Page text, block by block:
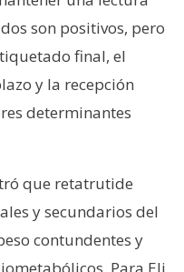
son positivos, pero
final, el
y la recepción
determinantes
que retatrutide
y secundarios del
contundentes y